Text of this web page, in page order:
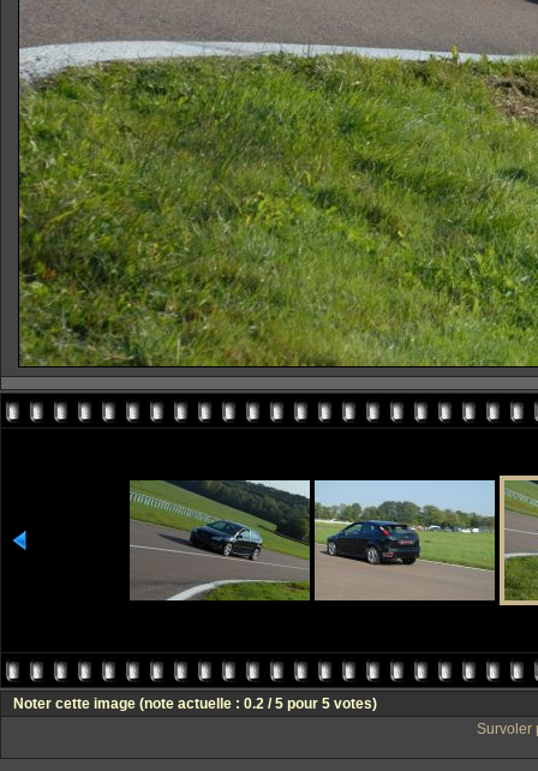
Noter cette image (note actuelle : 0.2 / 5 pour 5 votes)
Survoler